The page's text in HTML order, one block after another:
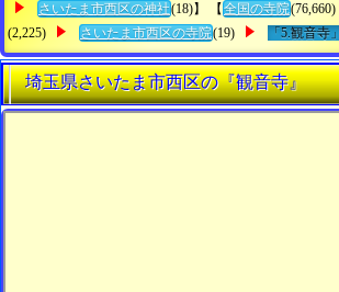
さいたま市西区の神社(18)】 【 全国の寺院(76,660)
(2,225)
さいたま市西区の寺院(19) 「5.観音寺」
埼玉県さいたま市西区の『観音寺』